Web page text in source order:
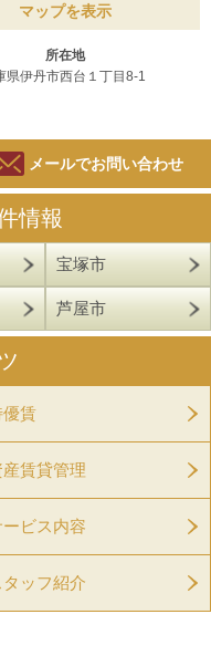
マップを表示
所在地
県伊丹市西台１丁目8-1
メールでお問い合わせ
情報
宝塚市
芦屋市
優賃
産賃貸管理
ービス内容
タッフ紹介